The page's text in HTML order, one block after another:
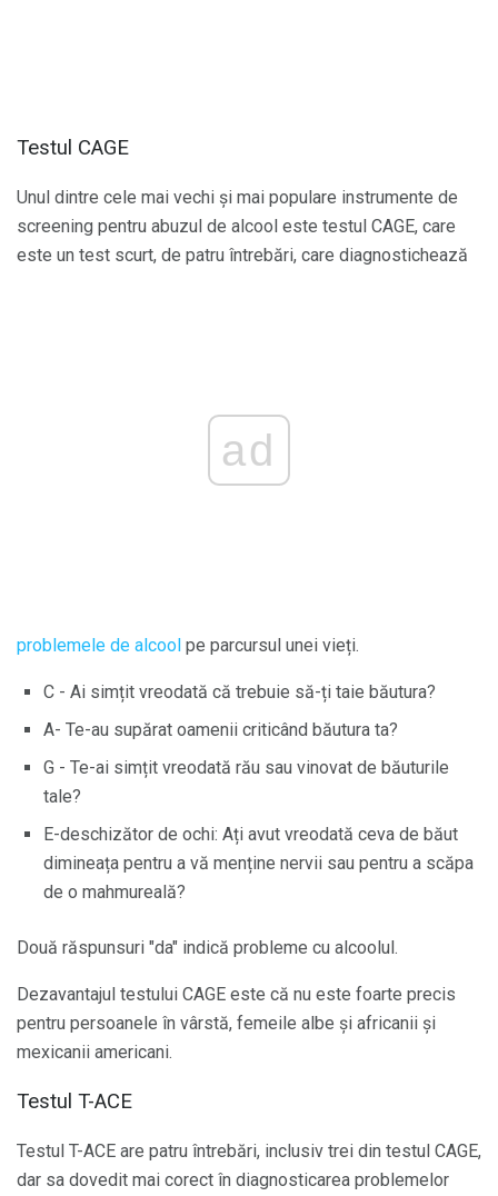
Testul CAGE
Unul dintre cele mai vechi și mai populare instrumente de
screening pentru abuzul de alcool este testul CAGE, care
este un test scurt, de patru întrebări, care diagnostichează
ad
problemele de alcool pe parcursul unei vieți.
C - Ai simțit vreodată că trebuie să-ți taie băutura?
A- Te-au supărat oamenii criticând băutura ta?
G - Te-ai simțit vreodată rău sau vinovat de băuturile
tale?
E-deschizător de ochi: Ați avut vreodată ceva de băut
dimineața pentru a vă menține nervii sau pentru a scăpa
de o mahmureală?
Două răspunsuri "da" indică probleme cu alcoolul.
Dezavantajul testului CAGE este că nu este foarte precis
pentru persoanele în vârstă, femeile albe și africanii și
mexicanii americani.
Testul T-ACE
Testul T-ACE are patru întrebări, inclusiv trei din testul CAGE,
dar sa dovedit mai corect în diagnosticarea problemelor